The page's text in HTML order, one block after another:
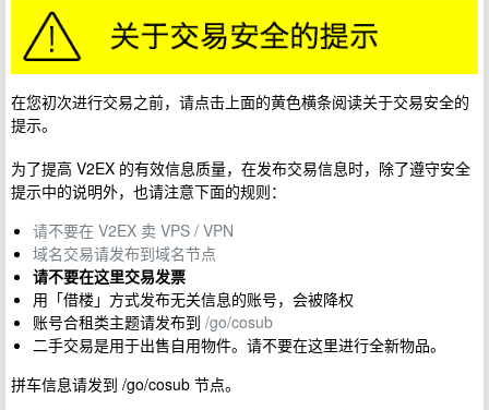
在您初次进行交易之前，请点击上面的黄色横条阅读关于交易安全的
提示。
为了提高 V2EX 的有效信息质量，在发布交易信息时，除了遵守安全
提示中的说明外，也请注意下面的规则：
请不要在 V2EX 卖 VPS / VPN
域名交易请发布到域名节点
请不要在这里交易发票
用「借楼」方式发布无关信息的账号，会被降权
账号合租类主题请发布到 /go/cosub
二手交易是用于出售自用物件。请不要在这里进行全新物品。
拼车信息请发到 /go/cosub 节点。